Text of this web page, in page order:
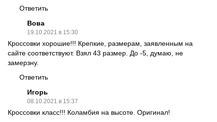
Ответить
Вова
19.10.2021 в 15:30
Кроссовки хорошие!!! Крепкие, размерам, заявленным на
сайте соответствуют. Взял 43 размер. До -5, думаю, не
замерзну.
Ответить
Игорь
08.10.2021 в 15:37
Кроссовки класс!!! Коламбия на высоте. Оригинал!